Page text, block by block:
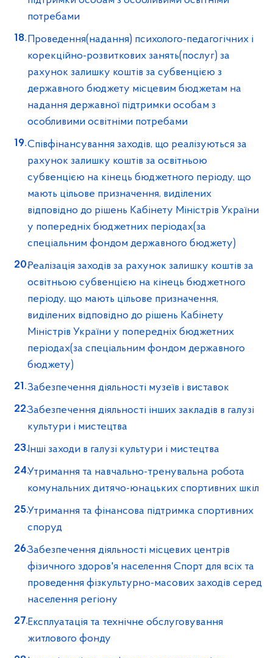
потребами
Проведення(надання) психолого-педагогічних і
корекційно-розвиткових занять(послуг) за
рахунок залишку коштів за субвенцією з
державного бюджету місцевим бюджетам на
надання державної підтримки особам з
особливими освітніми потребами
Співфінансування заходів, що реалізуються за
рахунок залишку коштів за освітньою
субвенцією на кінець бюджетного періоду, що
мають цільове призначення, виділених
відповідно до рішень Кабінету Міністрів України
у попередніх бюджетних періодах(за
спеціальним фондом державного бюджету)
Реалізація заходів за рахунок залишку коштів за
освітньою субвенцією на кінець бюджетного
періоду, що мають цільове призначення,
виділених відповідно до рішень Кабінету
Міністрів України у попередніх бюджетних
періодах(за спеціальним фондом державного
бюджету)
Забезпечення діяльності музеїв і виставок
Забезпечення діяльності інших закладів в галузі
культури і мистецтва
Інші заходи в галузі культури і мистецтва
Утримання та навчально-тренувальна робота
комунальних дитячо-юнацьких спортивних шкіл
Утримання та фінансова підтримка спортивних
споруд
Забезпечення діяльності місцевих центрів
фізичного здоров'я населення Спорт для всіх та
проведення фізкультурно-масових заходів серед
населення регіону
Експлуатація та технічне обслуговування
житлового фонду